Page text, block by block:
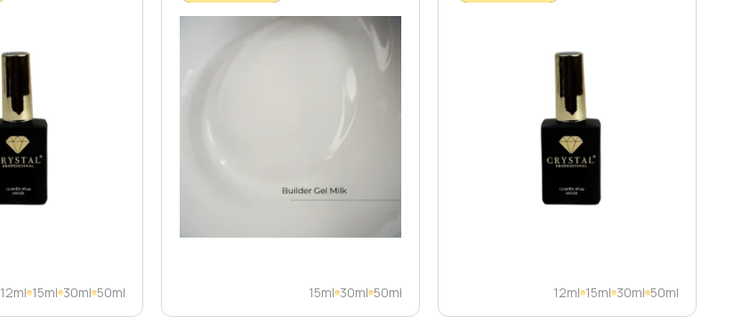
12ml 15ml 30ml 50ml 15ml 30ml 50ml 12ml 15ml 30ml 50ml